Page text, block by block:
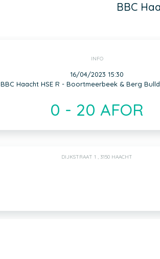
BBC
INFO
16/04/2023 15:30
BBC Haacht HSE R - Boortmeerbeek & Berg
0 - 20 AFOR
DIJKSTRAAT 1 , 3150 HAACHT